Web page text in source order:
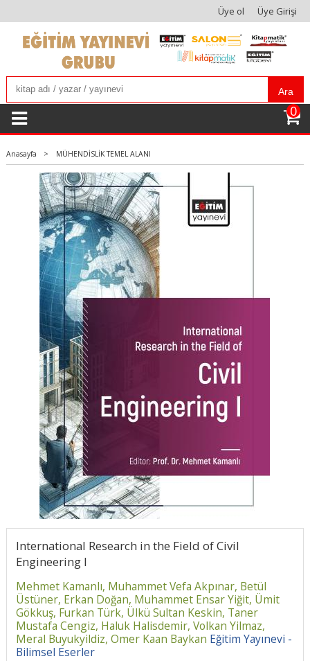
Üye ol Üye Girişi
Ara
0
Anasayfa > MÜHENDİSLİK TEMEL ALANI
International Research in the Field of Civil
Engineering I
Mehmet Kamanlı, Muhammet Vefa Akpınar, Betül
Üstüner, Erkan Doğan, Muhammet Ensar Yiğit, Ümit
Gökkuş, Furkan Türk, Ülkü Sultan Keskin, Taner
Mustafa Cengiz, Haluk Halisdemir, Volkan Yilmaz,
Meral Buyukyildiz, Omer Kaan Baykan Eğitim Yayınevi -
Bilimsel Eserler